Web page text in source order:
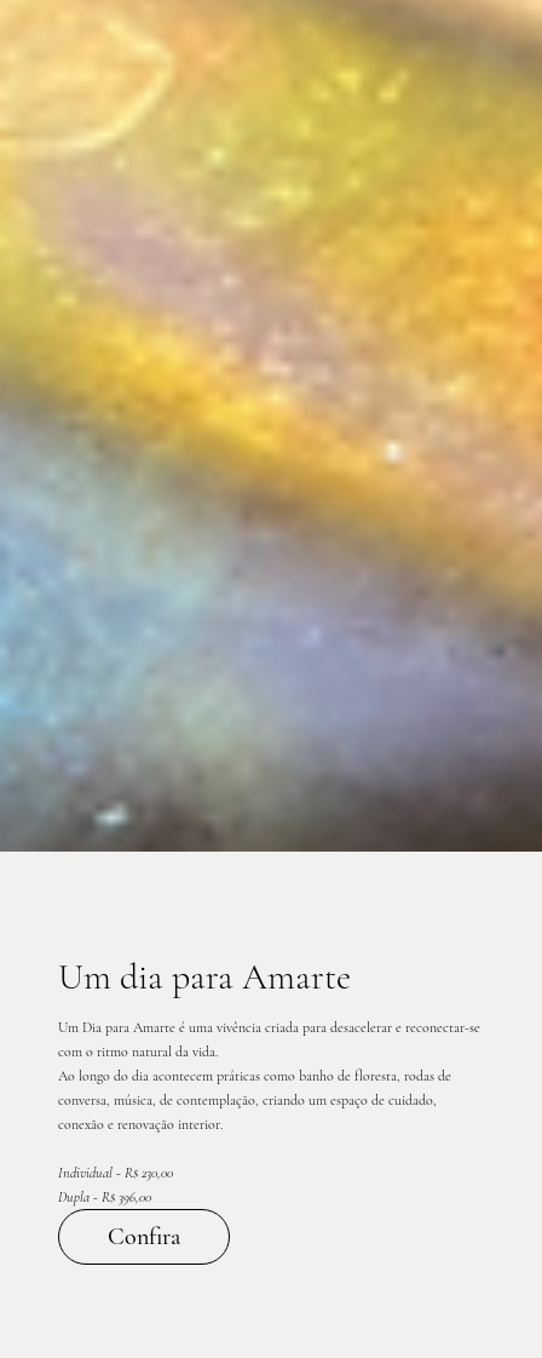
Um dia para Amarte
Um Dia para Amarte é uma vivência criada para desacelerar e reconectar-se
com o ritmo natural da vida.
Ao longo do dia acontecem práticas como banho de floresta, rodas de
conversa, música, de contemplação, criando um espaço de cuidado,
conexão e renovação interior.
Individual - R$ 230,00
Dupla - R$ 396,00
Confira